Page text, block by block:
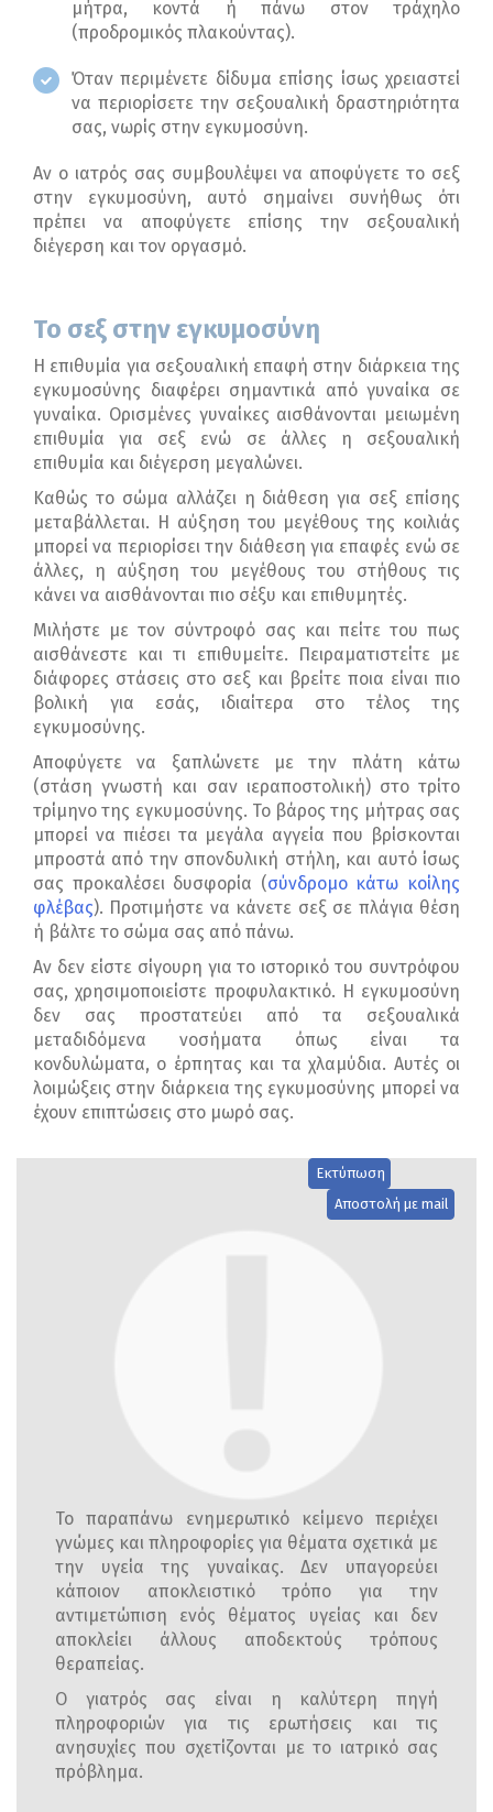
μήτρα, κοντά ή πάνω στον τράχηλο
(προδρομικός πλακούντας).
Όταν περιμένετε δίδυμα επίσης ίσως χρειαστεί
να περιορίσετε την σεξουαλική δραστηριότητα
σας, νωρίς στην εγκυμοσύνη.
Αν ο ιατρός σας συμβουλέψει να αποφύγετε το σεξ
στην εγκυμοσύνη, αυτό σημαίνει συνήθως ότι
πρέπει να αποφύγετε επίσης την σεξουαλική
διέγερση και τον οργασμό.
To σεξ στην εγκυμοσύνη
Η επιθυμία για σεξουαλική επαφή στην διάρκεια της
εγκυμοσύνης διαφέρει σημαντικά από γυναίκα σε
γυναίκα. Ορισμένες γυναίκες αισθάνονται μειωμένη
επιθυμία για σεξ ενώ σε άλλες η σεξουαλική
επιθυμία και διέγερση μεγαλώνει.
Καθώς το σώμα αλλάζει η διάθεση για σεξ επίσης
μεταβάλλεται. Η αύξηση του μεγέθους της κοιλιάς
μπορεί να περιορίσει την διάθεση για επαφές ενώ σε
άλλες, η αύξηση του μεγέθους του στήθους τις
κάνει να αισθάνονται πιο σέξυ και επιθυμητές.
Μιλήστε με τον σύντροφό σας και πείτε του πως
αισθάνεστε και τι επιθυμείτε. Πειραματιστείτε με
διάφορες στάσεις στο σεξ και βρείτε ποια είναι πιο
βολική για εσάς, ιδιαίτερα στο τέλος της
εγκυμοσύνης.
Αποφύγετε να ξαπλώνετε με την πλάτη κάτω
(στάση γνωστή και σαν ιεραποστολική) στο τρίτο
τρίμηνο της εγκυμοσύνης. Το βάρος της μήτρας σας
μπορεί να πιέσει τα μεγάλα αγγεία που βρίσκονται
μπροστά από την σπονδυλική στήλη, και αυτό ίσως
σας προκαλέσει δυσφορία (σύνδρομο κάτω κοίλης
φλέβας). Προτιμήστε να κάνετε σεξ σε πλάγια θέση
ή βάλτε το σώμα σας από πάνω.
Αν δεν είστε σίγουρη για το ιστορικό του συντρόφου
σας, χρησιμοποιείστε προφυλακτικό. Η εγκυμοσύνη
δεν σας προστατεύει από τα σεξουαλικά
μεταδιδόμενα νοσήματα όπως είναι τα
κονδυλώματα, ο έρπητας και τα χλαμύδια. Αυτές οι
λοιμώξεις στην διάρκεια της εγκυμοσύνης μπορεί να
έχουν επιπτώσεις στο μωρό σας.
Εκτύπωση
Αποστολή με mail
Το παραπάνω ενημερωτικό κείμενο περιέχει
γνώμες και πληροφορίες για θέματα σχετικά με
την υγεία της γυναίκας. Δεν υπαγορεύει
κάποιον αποκλειστικό τρόπο για την
αντιμετώπιση ενός θέματος υγείας και δεν
αποκλείει άλλους αποδεκτούς τρόπους
θεραπείας.
Ο γιατρός σας είναι η καλύτερη πηγή
πληροφοριών για τις ερωτήσεις και τις
ανησυχίες που σχετίζονται με το ιατρικό σας
πρόβλημα.